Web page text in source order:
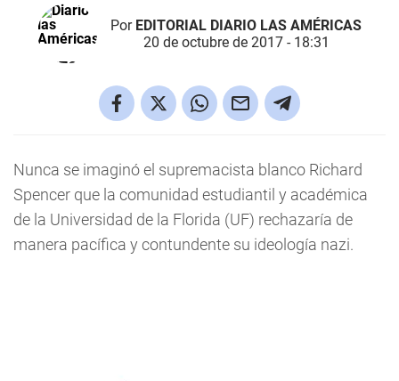
Por EDITORIAL DIARIO LAS AMÉRICAS
20 de octubre de 2017 - 18:31
Nunca se imaginó el supremacista blanco Richard
Spencer que la comunidad estudiantil y académica
de la Universidad de la Florida (UF) rechazaría de
manera pacífica y contundente su ideología nazi.